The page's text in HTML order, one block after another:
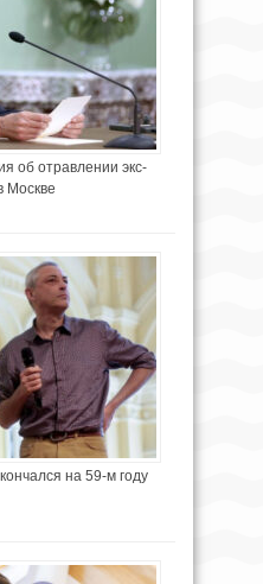
об отравлении экс-
Москве
на 59-м году